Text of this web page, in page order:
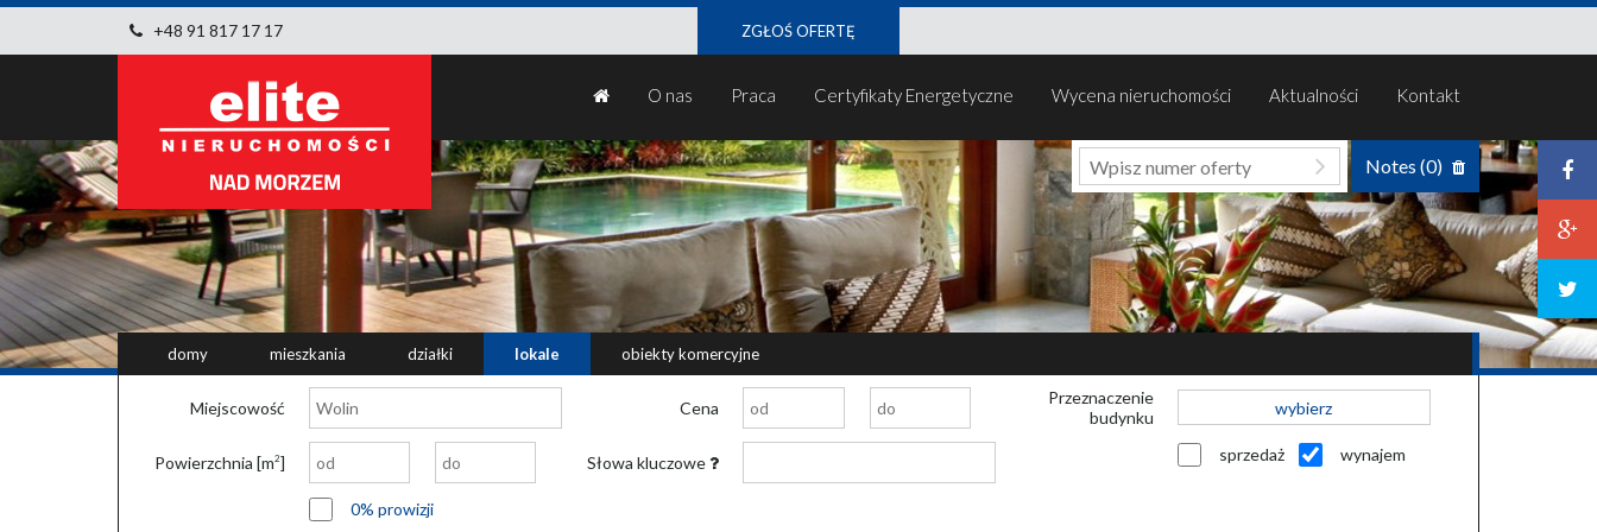
+48 91 817 17 17 ZGŁOŚ OFERTĘ
O nas Praca Certyfikaty Energetyczne Wycena nieruchomości Aktualności Kontakt
Notes (0)
domy mieszkania działki lokale obiekty komercyjne
Miejscowość Cena
Przeznaczenie
budynku
wybierz
Powierzchnia [m2] Słowa kluczowe sprzedaż wynajem
0% prowizji